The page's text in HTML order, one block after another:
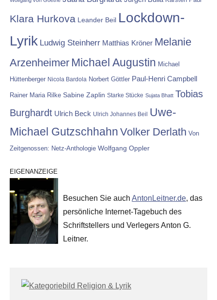
Klara Hurkova Leander Beil Lockdown-
Lyrik Ludwig Steinherr Matthias Kröner Melanie
Arzenheimer Michael Augustin Michael
Hüttenberger Nicola Bardola Norbert Göttler Paul-Henri Campbell
Rainer Maria Rilke Sabine Zaplin Starke Stücke Sujata Bhatt Tobias
Burghardt Ulrich Beck Ulrich Johannes Beil Uwe-
Michael Gutzschhahn Volker Derlath Von
Zeitgenossen: Netz-Anthologie Wolfgang Oppler
EIGENANZEIGE
Besuchen Sie auch AntonLeitner.de, das
persönliche Internet-Tagebuch des
Schriftstellers und Verlegers Anton G.
Leitner.